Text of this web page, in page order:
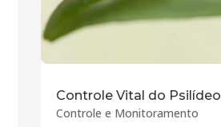
Controle Vital do Psilídeo
Controle e Monitoramento